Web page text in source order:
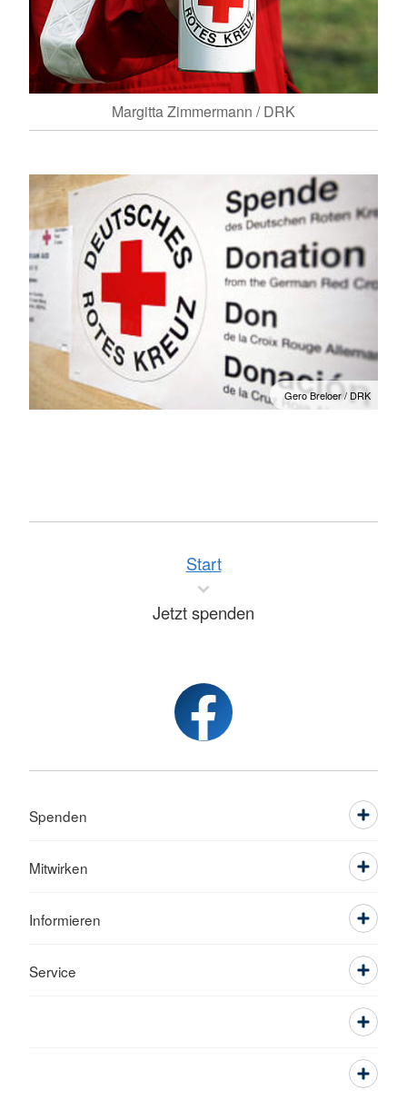
Margitta Zimmermann / DRK
Gero Breloer / DRK
Start
Jetzt spenden
Spenden
Mitwirken
Informieren
Service